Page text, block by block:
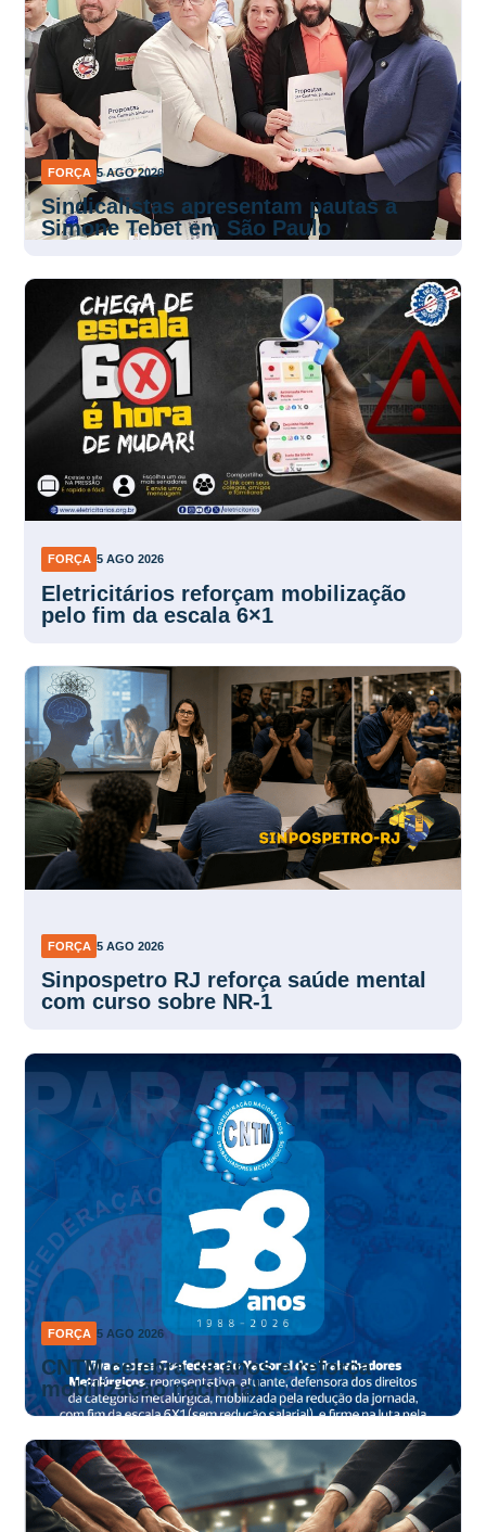
FORÇA 5 AGO 2026
Sindicalistas apresentam pautas a
Simone Tebet em São Paulo
FORÇA 5 AGO 2026
Eletricitários reforçam mobilização
pelo fim da escala 6×1
FORÇA 5 AGO 2026
Sinpospetro RJ reforça saúde mental
com curso sobre NR-1
FORÇA 5 AGO 2026
CNTM celebra 38 anos e reforça
mobilização nacional